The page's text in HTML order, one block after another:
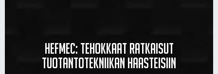
Hefmec: Tehokkaat ratkaisut
tuotantotekniikan haasteisiin